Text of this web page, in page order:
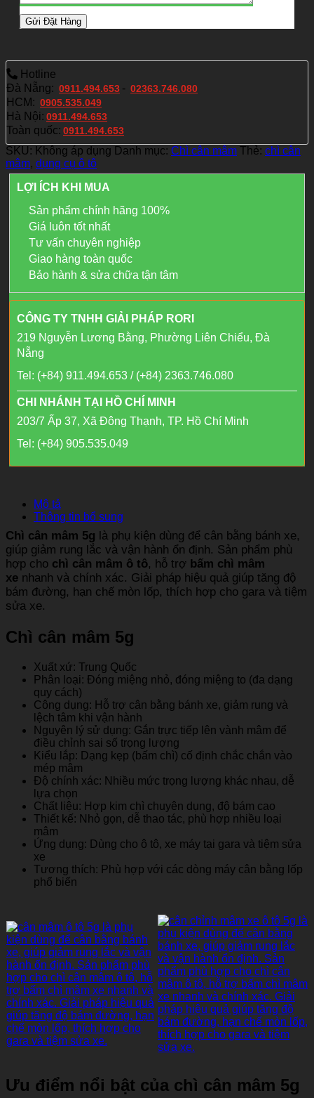
Hotline
Đà Nẵng: 0911.494.653 - 02363.746.080
HCM: 0905.535.049
Hà Nội: 0911.494.653
Toàn quốc: 0911.494.653
SKU: Không áp dụng Danh mục: Chì cân mâm Thẻ: chì cân
mâm, dụng cụ ô tô
LỢI ÍCH KHI MUA
Sản phẩm chính hãng 100%
Giá luôn tốt nhất
Tư vấn chuyên nghiệp
Giao hàng toàn quốc
Bảo hành & sửa chữa tận tâm
CÔNG TY TNHH GIẢI PHÁP RORI
219 Nguyễn Lương Bằng, Phường Liên Chiểu, Đà
Nẵng
Tel: (+84) 911.494.653 / (+84) 2363.746.080
CHI NHÁNH TẠI HỒ CHÍ MINH
203/7 Ấp 37, Xã Đông Thạnh, TP. Hồ Chí Minh
Tel: (+84) 905.535.049
Mô tả
Thông tin bổ sung
Chì cân mâm 5g là phụ kiện dùng để cân bằng bánh xe,
giúp giảm rung lắc và vận hành ổn định. Sản phẩm phù
hợp cho chì cân mâm ô tô, hỗ trợ bấm chì mâm
xe nhanh và chính xác. Giải pháp hiệu quả giúp tăng độ
bám đường, hạn chế mòn lốp, thích hợp cho gara và tiệm
sửa xe.
Chì cân mâm 5g
Xuất xứ: Trung Quốc
Phân loại: Đóng miệng nhỏ, đóng miệng to (đa dạng
quy cách)
Công dụng: Hỗ trợ cân bằng bánh xe, giảm rung và
lệch tâm khi vận hành
Nguyên lý sử dụng: Gắn trực tiếp lên vành mâm để
điều chỉnh sai số trọng lượng
Kiểu lắp: Dạng kẹp (bấm chì) cố định chắc chắn vào
mép mâm
Độ chính xác: Nhiều mức trọng lượng khác nhau, dễ
lựa chọn
Chất liệu: Hợp kim chì chuyên dụng, độ bám cao
Thiết kế: Nhỏ gọn, dễ thao tác, phù hợp nhiều loại
mâm
Ứng dụng: Dùng cho ô tô, xe máy tại gara và tiệm sửa
xe
Tương thích: Phù hợp với các dòng máy cân bằng lốp
phổ biến
Ưu điểm nổi bật của chì cân mâm 5g